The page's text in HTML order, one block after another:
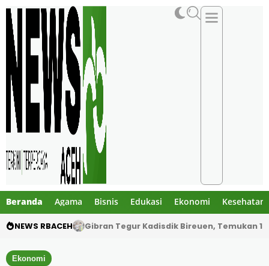
Beranda Agama Bisnis Edukasi Ekonomi Kesehatan
NEWS RBACEH PHE NSO Klarifikasi Dugaan Bau Amoniak
Ekonomi